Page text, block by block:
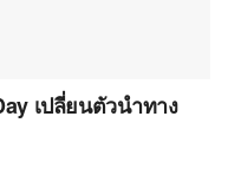
เปลี่ยนตัวนำทาง